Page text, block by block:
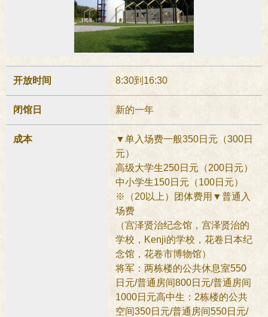
开放时间 8:30到16:30
闭馆日 新的一年
成本
▼单入场费一般350日元（300日
元）
高级大学生250日元（200日元）
中小学生150日元（100日元）
※（20以上）团体费用▼普通入
场费
（宫泽贤治纪念馆，宫泽贤治的
学校，Kenji的学校，花卷日本纪
念馆，花卷市博物馆）
将军：两栋楼的公共休息室550
日元/普通房间800日元/普通房间
1000日元高中生：2栋楼的公共
空间350日元/普通房间550日元/